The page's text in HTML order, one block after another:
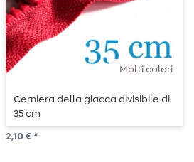
Molti colori
Cerniera della giacca divisibile di
35 cm
2,10 € *